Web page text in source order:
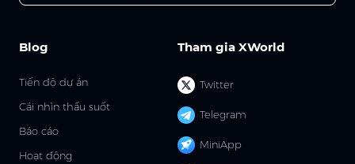
Tham gia XWorld
Twitter
Telegram
MiniApp
Blog
Tiến độ dự án
Cái nhìn thấu suốt
Báo cáo
Hoạt động